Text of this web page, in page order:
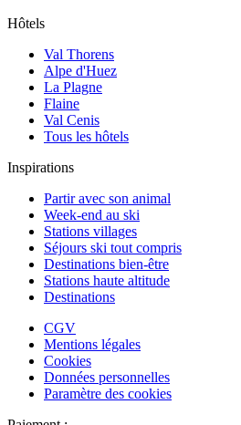
Hôtels
Val Thorens
Alpe d'Huez
La Plagne
Flaine
Val Cenis
Tous les hôtels
Inspirations
Partir avec son animal
Week-end au ski
Stations villages
Séjours ski tout compris
Destinations bien-être
Stations haute altitude
Destinations
CGV
Mentions légales
Cookies
Données personnelles
Paramètre des cookies